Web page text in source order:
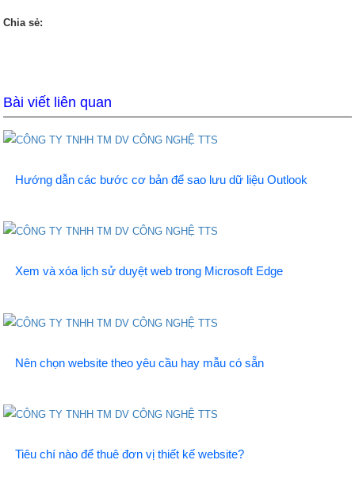
Chia sẻ:
Bài viết liên quan
Hướng dẫn các bước cơ bản để sao lưu dữ liệu Outlook
Xem và xóa lịch sử duyệt web trong Microsoft Edge
Nên chọn website theo yêu cầu hay mẫu có sẵn
Tiêu chí nào để thuê đơn vị thiết kế website?